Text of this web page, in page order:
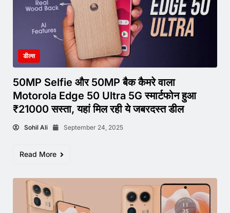
डील्स
50MP Selfie और 50MP बैक कैमरे वाला
Motorola Edge 50 Ultra 5G स्मार्टफोन हुआ
₹21000 सस्ता, यहां मिल रही ये जबरदस्त डील
Sohil Ali September 24, 2025
Read More